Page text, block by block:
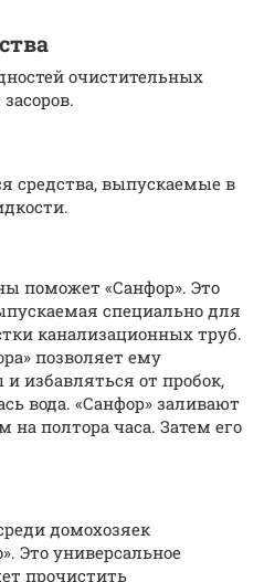
очистительных
средства, выпускаемые в
поможет «Санфор». Это
специально для
канализационных труб.
позволяет ему
избавляться от пробок,
вода. «Санфор» заливают
на полтора часа. Затем его
домохозяек
Это универсальное
прочистить